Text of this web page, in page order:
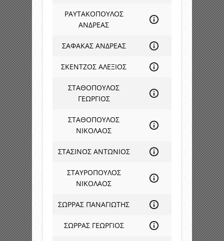
ΡΑΥΤΑΚΟΠΟΥΛΟΣ
ΑΝΔΡΕΑΣ
ΣΑΦΑΚΑΣ ΑΝΔΡΕΑΣ
ΣΚΕΝΤΖΟΣ ΑΛΕΞΙΟΣ
ΣΤΑΘΟΠΟΥΛΟΣ
ΓΕΩΡΓΙΟΣ
ΣΤΑΘΟΠΟΥΛΟΣ
ΝΙΚΟΛΑΟΣ
ΣΤΑΣΙΝΟΣ ΑΝΤΩΝΙΟΣ
ΣΤΑΥΡΟΠΟΥΛΟΣ
ΝΙΚΟΛΑΟΣ
ΣΩΡΡΑΣ ΠΑΝΑΓΙΩΤΗΣ
ΣΩΡΡΑΣ ΓΕΩΡΓΙΟΣ